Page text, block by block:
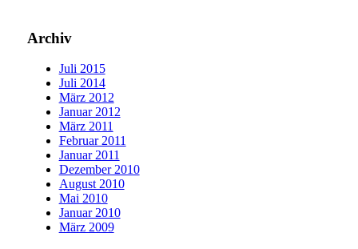
Archiv
Juli 2015
Juli 2014
März 2012
Januar 2012
März 2011
Februar 2011
Januar 2011
Dezember 2010
August 2010
Mai 2010
Januar 2010
März 2009